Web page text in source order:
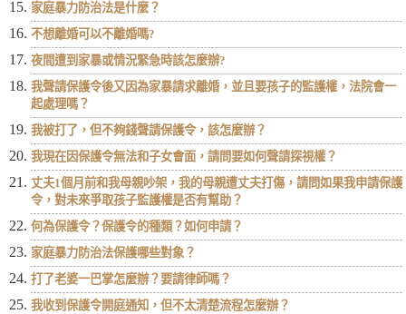
家庭暴力防治法是什麼？
不想離婚可以不離婚嗎?
夜間遭到家暴或情況緊急時該怎麼辦?
我聲請保護令後又因為家暴請求離婚，並且要孩子的監護權，法院會一
起處理嗎？
我被打了，但不夠錢聲請保護令，該怎麼辦？
我現在因保護令無法和子女會面，請問要如何聲請探視權？
丈夫1個月前和我母親吵架，我的母親遭丈夫打傷，請問如果我申請保護
令，對未來爭取孩子監護權是否有幫助？
何為保護令？保護令的種類？如何申請？
家庭暴力防治法保護哪些對象？
打了老婆一巴掌怎麼辦？要請律師嗎？
我收到保護令開庭通知，但不太清楚流程怎麼辦？